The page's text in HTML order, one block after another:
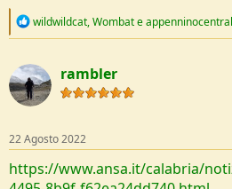
R
c
t
i
o
s
:
wildwildcat,Wombate
rambler
22 Agosto 2022
https://www.ansa.it/calabria/